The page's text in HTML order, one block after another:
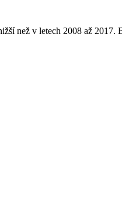
než v letech 2008 až